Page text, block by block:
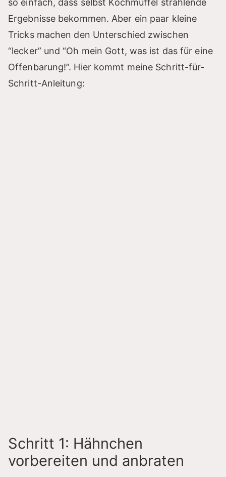
so einfach, dass selbst Kochmuffel strahlende
Ergebnisse bekommen. Aber ein paar kleine
Tricks machen den Unterschied zwischen
“lecker” und “Oh mein Gott, was ist das für eine
Offenbarung!”. Hier kommt meine Schritt-für-
Schritt-Anleitung:
Schritt 1: Hähnchen
vorbereiten und anbraten